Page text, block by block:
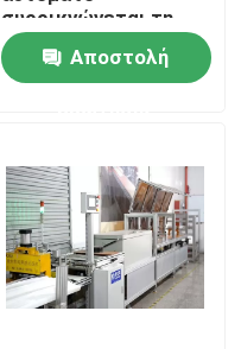
συρρικνώνεται τη
μηχανή
περικαλυμμάτων για
το σάντουιτς Busway
Αποστολή